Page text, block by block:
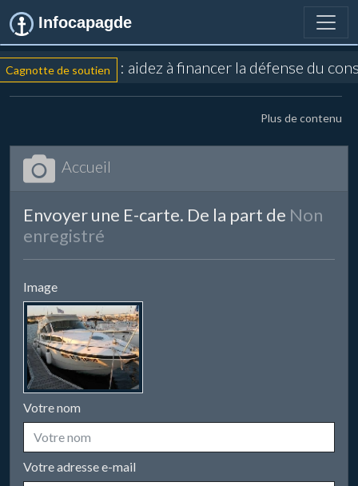
Infocapagde
Cagnotte de soutien : aidez à financer la défense du
Plus de contenu
Accueil
Envoyer une E-carte. De la part de Non
enregistré
Image
Votre nom
Votre adresse e-mail